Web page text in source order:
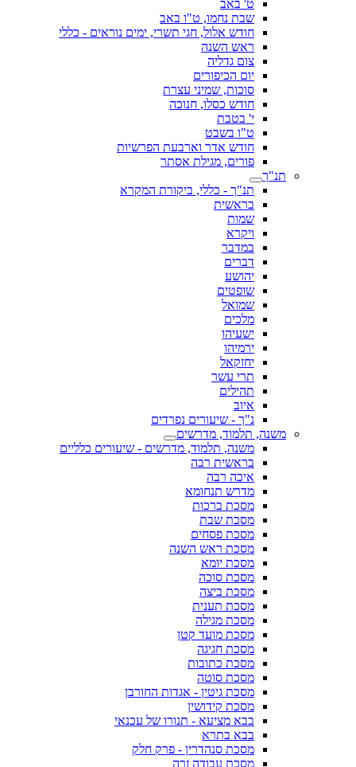
ט' באב
שבת נחמו, ט"ו באב
חודש אלול, חגי תשרי, ימים נוראים - כללי
ראש השנה
צום גדליה
יום הכיפורים
סוכות, שמיני עצרת
חודש כסלו, חנוכה
י' בטבת
ט"ו בשבט
חודש אדר וארבעת הפרשיות
פורים, מגילת אסתר
תנ"ך
תנ"ך - כללי, ביקורת המקרא
בראשית
שמות
ויקרא
במדבר
דברים
יהושע
שופטים
שמואל
מלכים
ישעיהו
ירמיהו
יחזקאל
תרי עשר
תהילים
איוב
נ"ך - שיעורים נפרדים
משנה, תלמוד, מדרשים
משנה, תלמוד, מדרשים - שיעורים כלליים
בראשית רבה
איכה רבה
מדרש תנחומא
מסכת ברכות
מסכת שבת
מסכת פסחים
מסכת ראש השנה
מסכת יומא
מסכת סוכה
מסכת ביצה
מסכת תענית
מסכת מגילה
מסכת מועד קטן
מסכת חגיגה
מסכת כתובות
מסכת סוטה
מסכת גיטין - אגדות החורבן
מסכת קידושין
בבא מציעא - תנורו של עכנאי
בבא בתרא
מסכת סנהדרין - פרק חלק
מסכת עבודה זרה